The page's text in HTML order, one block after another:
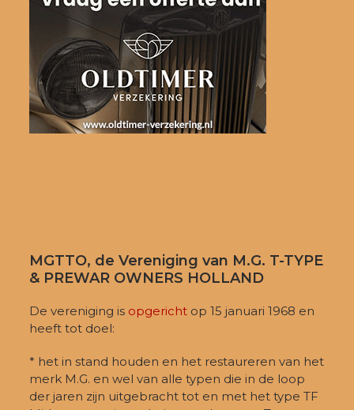
MGTTO, de Vereniging van M.G. T-TYPE
& PREWAR OWNERS HOLLAND
De vereniging is opgericht op 15 januari 1968 en
heeft tot doel:
* het in stand houden en het restaureren van het
merk M.G. en wel van alle typen die in de loop
der jaren zijn uitgebracht tot en met het type TF